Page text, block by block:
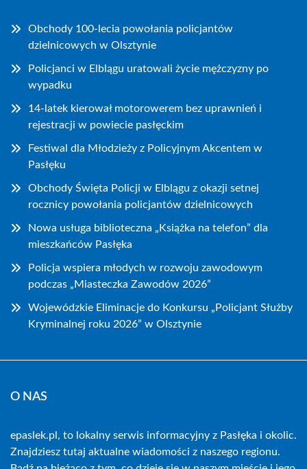
Obchody 100-lecia powołania policjantów
dzielnicowych w Olsztynie
Policjanci w Elblągu uratowali życie mężczyzny po
wypadku
14-latek kierował motorowerem bez uprawnień i
rejestracji w powiecie pasłęckim
Festiwal dla Młodzieży z Policyjnym Akcentem w
Pasłęku
Obchody Święta Policji w Elblągu z okazji setnej
rocznicy powołania policjantów dzielnicowych
Nowa usługa biblioteczna „Książka na telefon” dla
mieszkańców Pasłęka
Policja wspiera młodych w rozwoju zawodowym
podczas „Miasteczka Zawodów 2026”
Wojewódzkie Eliminacje do Konkursu „Policjant Służby
Kryminalnej roku 2026” w Olsztynie
O NAS
epaslek.pl, to lokalny serwis informacyjny z Pasłęka i okolic.
Znajdziesz tutaj aktualne wiadomości z naszego regionu.